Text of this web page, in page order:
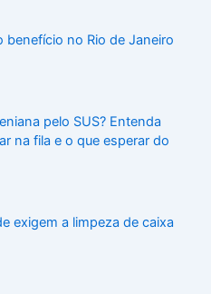
no Rio de Janeiro
pelo SUS? Entenda
na fila e o que esperar do
exigem a limpeza de caixa